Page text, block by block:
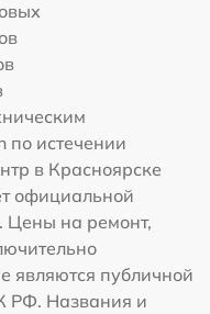
по истечении
в Красноярске
официальной
Цены на ремонт,
являются публичной
РФ. Названия и